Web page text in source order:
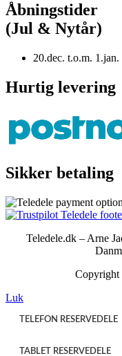
Åbningstider
(Jul & Nytår)
20.dec. t.o.m.
Hurtig levering
Sikker betaling
Teledele.dk – Arne
Copyright
Luk
TELEFON RESERVEDELE
TABLET RESERVEDELE